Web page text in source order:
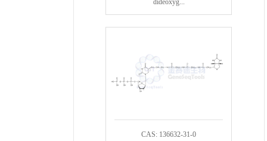
CAS: 136632-31-0